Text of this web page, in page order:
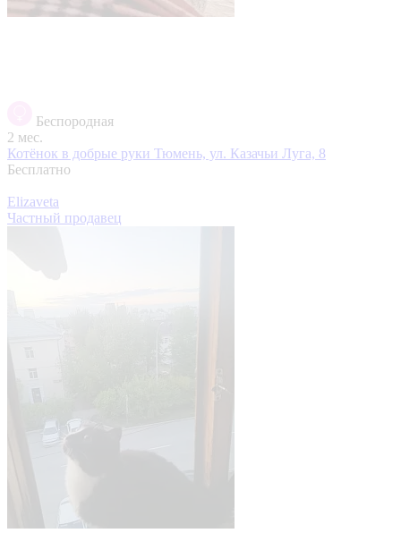
Беспородная
2 мес.
Котёнок в добрые руки Тюмень, ул. Казачьи Луга, 8
Бесплатно
Elizaveta
Частный продавец